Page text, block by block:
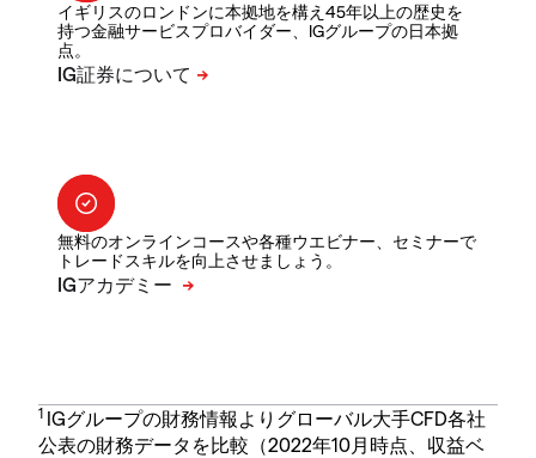
イギリスのロンドンに本拠地を構え45年以上の歴史を
持つ金融サービスプロバイダー、IGグループの日本拠
点。
無料のオンラインコースや各種ウエビナー、セミナーで
トレードスキルを向上させましょう。
1 IGグループの財務情報よりグローバル大手CFD各社
公表の財務データを比較（2022年10月時点、収益ベ